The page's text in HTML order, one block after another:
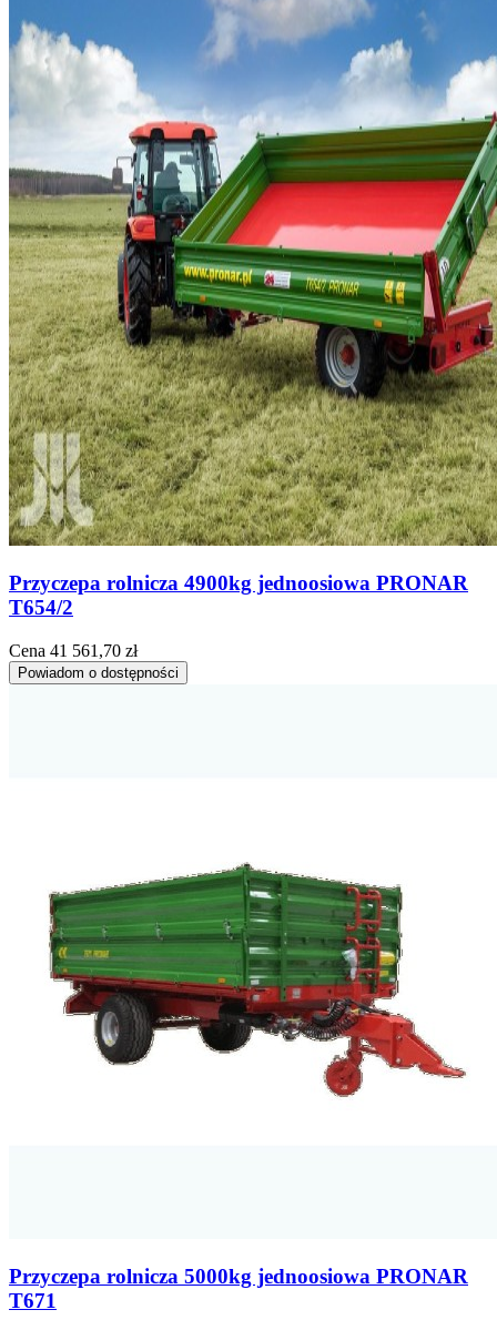
Przyczepa rolnicza 4900kg jednoosiowa PRONAR
T654/2
Cena 41 561,70 zł
Powiadom o dostępności
Przyczepa rolnicza 5000kg jednoosiowa PRONAR
T671